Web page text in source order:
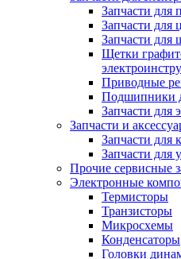
Запчасти для
Запчасти для
Запчасти для
Щетки
Приводные
Подшипники
Запчасти для
Запчасти и
Запчасти для
Запчасти для
Прочие сервисные
Электронные
Термисторы
Транзисторы
Микросхемы
Конденсаторы
Головки